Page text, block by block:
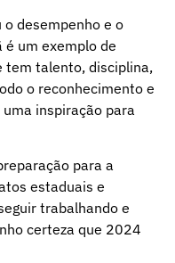
o desempenho e o
é um exemplo de
tem talento, disciplina,
o reconhecimento e
inspiração para
para a
estaduais e
trabalhando e
certeza que 2024